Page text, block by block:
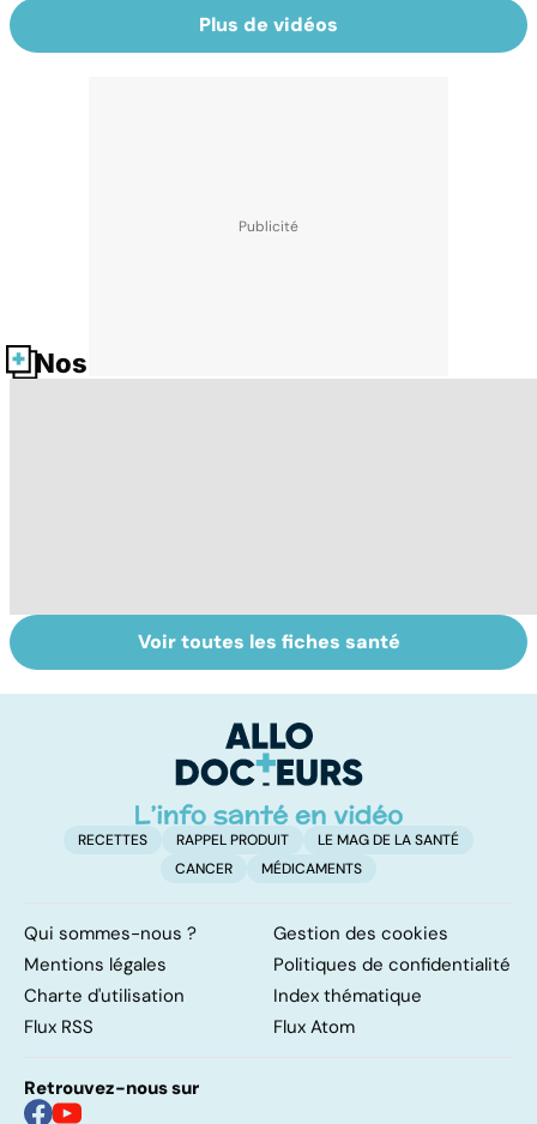
Plus de vidéos
Nos fiches santé
Tout savoir sur
les infections
Inflammation des
amygdales : que
d'angine ?
Voir toutes les fiches santé
RECETTES RAPPEL PRODUIT
LE MAG DE LA SANTÉ
CANCER
MÉDICAMENTS
Qui sommes-nous ?
Gestion des cookies
Mentions légales
Politiques de confidentialité
Charte d'utilisation
Index thématique
Flux RSS
Flux Atom
Retrouvez-nous sur